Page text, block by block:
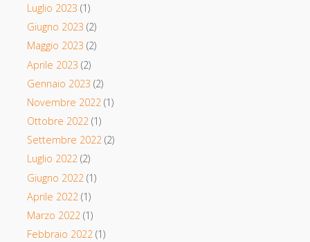
Luglio 2023 (1)
Giugno 2023 (2)
Maggio 2023 (2)
Aprile 2023 (2)
Gennaio 2023 (2)
Novembre 2022(1)
Ottobre 2022(1)
Settembre 2022(2)
Luglio 2022(2)
Giugno 2022 (1)
Aprile 2022(1)
Marzo 2022(1)
Febbraio 2022(1)